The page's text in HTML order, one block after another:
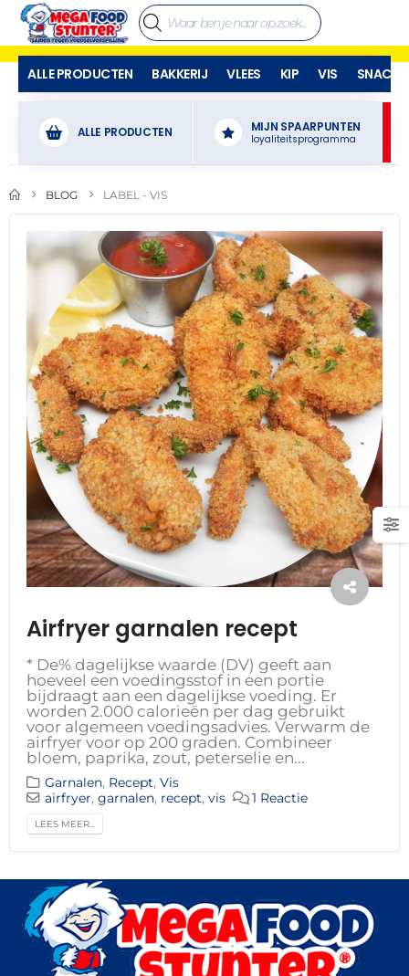
ALLE PRODUCTEN BAKKERIJ VLEES KIP VIS SNACKS
ALLE PRODUCTEN MIJN SPAARPUNTEN
loyaliteitsprogramma
BLOG LABEL - VIS
Airfryer garnalen recept
* De% dagelijkse waarde (DV) geeft aan
hoeveel een voedingsstof in een portie
bijdraagt aan een dagelijkse voeding. Er
worden 2.000 calorieën per dag gebruikt
voor algemeen voedingsadvies. Verwarm de ​​
airfryer voor op 200 graden. Combineer
bloem, paprika, zout, peterselie en...
Garnalen, Recept,Vis
airfryer,garnalen, recept,vis 1 Reactie
LEES MEER...